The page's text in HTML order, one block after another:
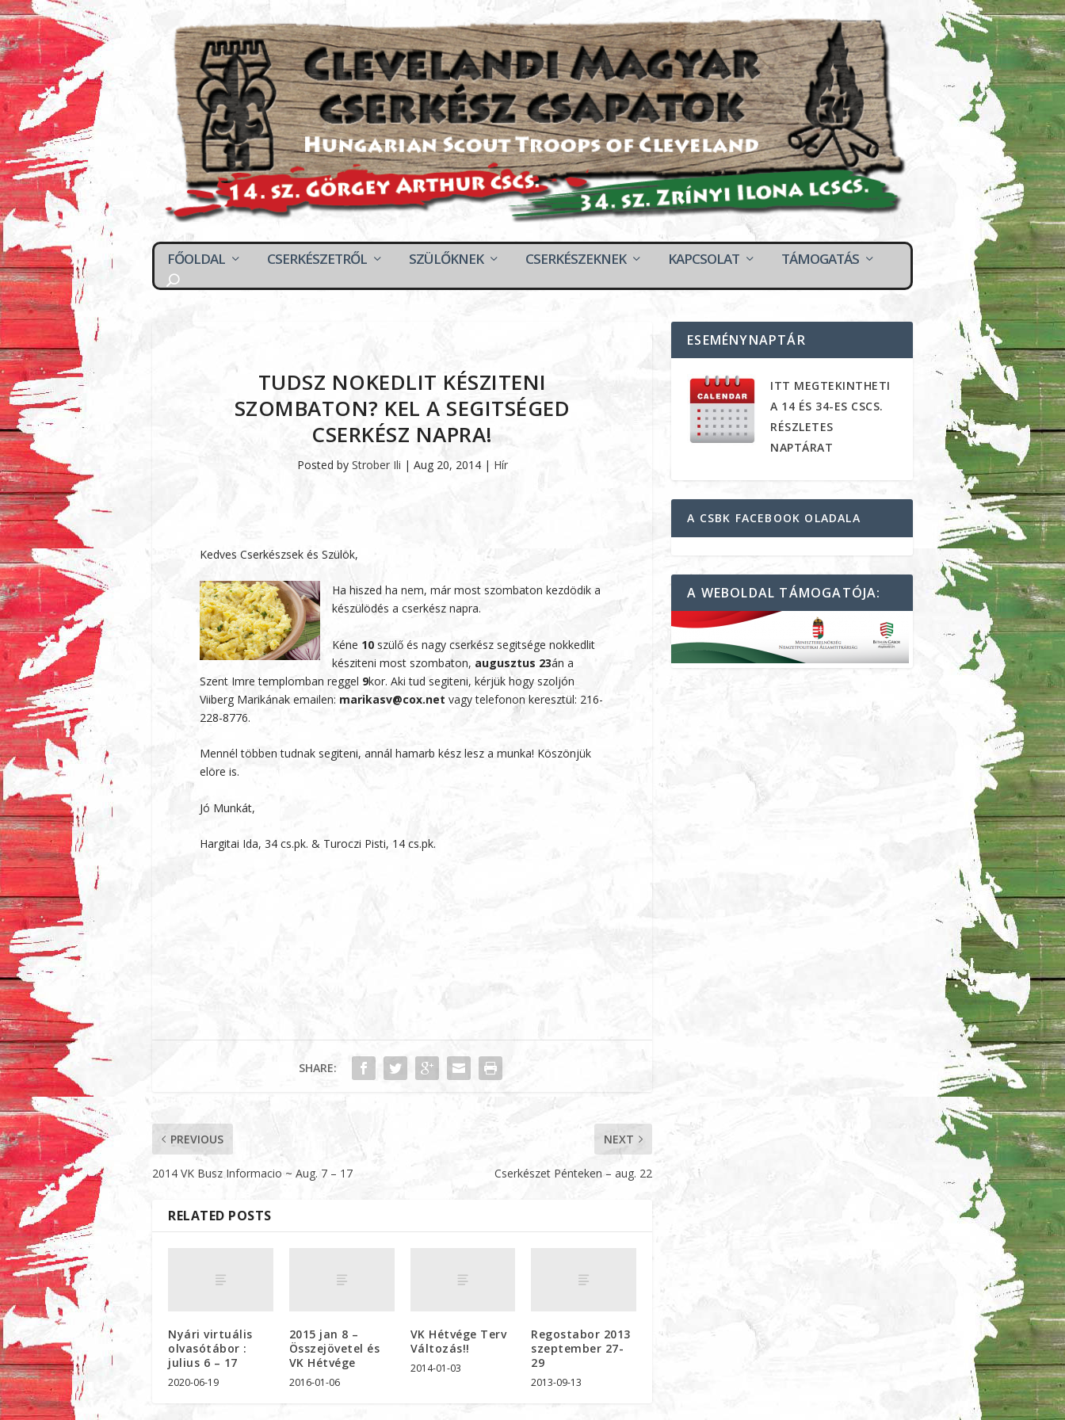
FŐOLDAL CSERKÉSZETRŐL SZÜLŐKNEK CSERKÉSZEKNEK KAPCSOLAT TÁMOGATÁS
TUDSZ NOKEDLIT KÉSZITENI
SZOMBATON? KEL A SEGITSÉGED
CSERKÉSZ NAPRA!
Posted by Strober Ili | Aug 20, 2014| Hír
Kedves Cserkészsek és Szülök,
Ha hiszed ha nem, már most szombaton kezdödik a
készülödés a cserkész napra.
Kéne 10 szülő és nagy cserkész segitsége nokkedlit
késziteni most szombaton, augusztus 23án a
Szent Imre templomban reggel 9kor. Aki tud segiteni, kérjük hogy szoljón
Viiberg Marikának emailen: marikasv@cox.net vagy telefonon keresztül: 216-
228-8776.
Mennél többen tudnak segiteni, annál hamarb kész lesz a munka! Köszönjük
elöre is.
Jó Munkát,
Hargitai Ida, 34 cs.pk. & Turoczi Pisti, 14 cs.pk.
SHARE:
PREVIOUS
2014 VK Busz Informacio ~ Aug. 7 – 17
NEXT
Cserkészet Pénteken – aug. 22
RELATED POSTS
Nyári virtuális
olvasótábor :
julius 6 – 17
2020-06-19
2015 jan 8 –
Összejövetel és
VK Hétvége
2016-01-06
VK Hétvége Terv
Változás!!
2014-01-03
Regostabor 2013
szeptember 27-
29
2013-09-13
ESEMÉNYNAPTÁR
ITT MEGTEKINTHETI
A 14 ÉS 34-ES CSCS.
RÉSZLETES
NAPTÁRAT
A CSBK FACEBOOK OLADALA
A WEBOLDAL TÁMOGATÓJA: